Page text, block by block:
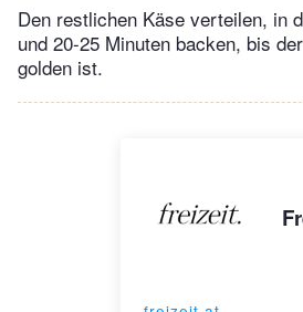
Den restlichen Käse verteilen, in
und 20-25 Minuten backen, bis
golden ist.